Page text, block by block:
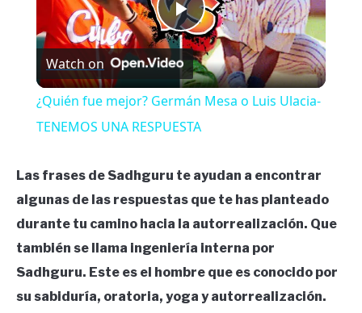
Play
Video
Watch on
¿Quién fue mejor? Germán Mesa o Luis Ulacia-
TENEMOS UNA RESPUESTA
Las frases de Sadhguru te ayudan a encontrar
algunas de las respuestas que te has planteado
durante tu camino hacia la autorrealización. Que
también se llama ingeniería interna por
Sadhguru. Este es el hombre que es conocido por
su sabiduría, oratoria, yoga y autorrealización.